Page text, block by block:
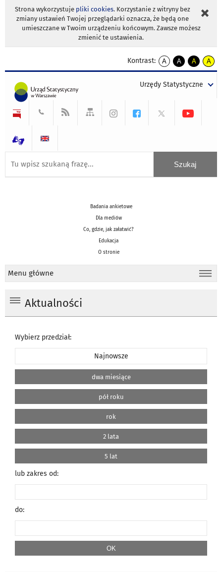
Strona wykorzystuje pliki cookies. Korzystanie z witryny bez
zmiany ustawień Twojej przeglądarki oznacza, że będą one
umieszczane w Twoim urządzeniu końcowym. Zawsze możesz
zmienić te ustawienia.
Kontrast:
A
kontrast
A
kontrast
tekst
czarnym
A
kontrast
tekst
czarnym
A
tekst
żółtym
Urzędy Statystyczne
Badania ankietowe
Dla mediów
Co, gdzie, jak załatwić?
Edukacja
O stronie
Menu główne
Aktualności
Wybierz przedział:
Najnowsze
dwa miesiące
pół roku
rok
2 lata
5 lat
lub zakres od:
do: